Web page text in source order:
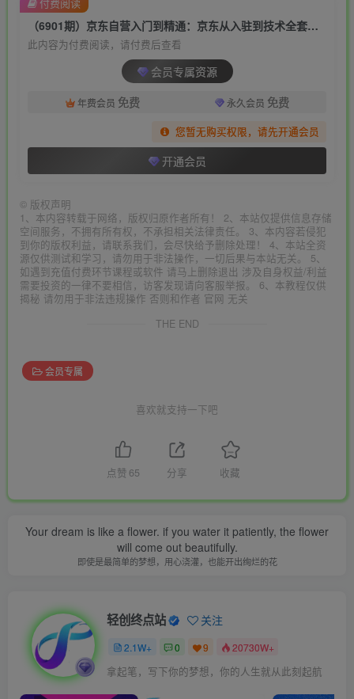
（6901期）京东自营入门到精通：京东从入驻到技术全套资源匹配（79节课）
此内容为付费阅读，请付费后查看
会员专属资源
年费会员 免费 永久会员 免费
您暂无购买权限，请先开通会员
开通会员
© 版权声明
1、本内容转载于网络，版权归原作者所有！ 2、本站仅提供信息存储
空间服务，不拥有所有权，不承担相关法律责任。 3、本内容若侵犯
到你的版权利益，请联系我们，会尽快给予删除处理！ 4、本站全资
源仅供测试和学习，请勿用于非法操作，一切后果与本站无关。 5、
如遇到充值付费环节课程或软件 请马上删除退出 涉及自身权益/利益
需要投资的一律不要相信，访客发现请向客服举报。 6、本教程仅供
揭秘 请勿用于非法违规操作 否则和作者 官网 无关
THE END
会员专属
喜欢就支持一下吧
点赞 65 分享 收藏
Your dream is like a flower. if you water it patiently, the flower
will come out beautifully.
即使是最简单的梦想，用心浇灌，也能开出绚烂的花
轻创终点站 关注
2.1W+ 0 9 20730W+
拿起笔，写下你的梦想，你的人生就从此刻起航